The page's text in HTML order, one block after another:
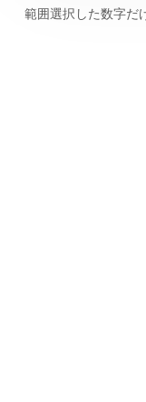
範囲選択した数字だ